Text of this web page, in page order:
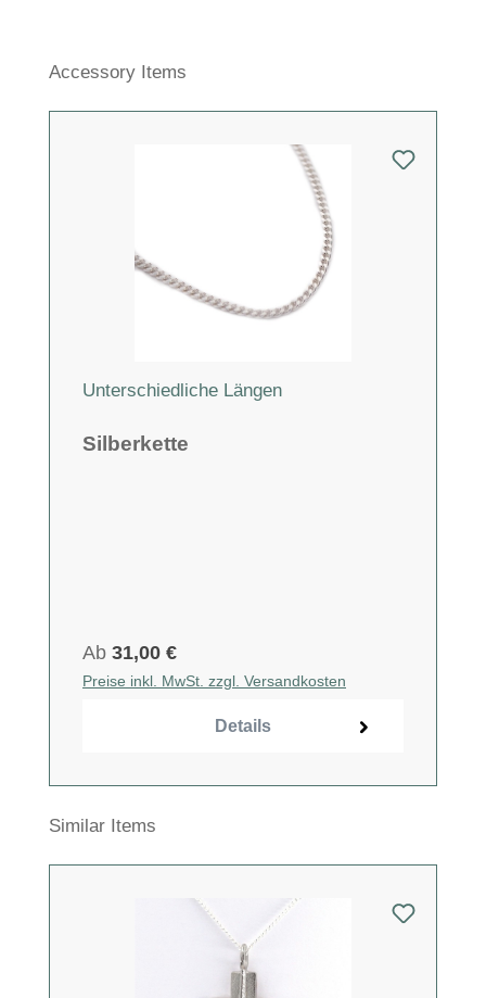
Produktgalerie überspringen
Accessory Items
Unterschiedliche Längen
Silberkette
Ab 31,00 €
Preise inkl. MwSt. zzgl. Versandkosten
Details
Produktgalerie überspringen
Similar Items